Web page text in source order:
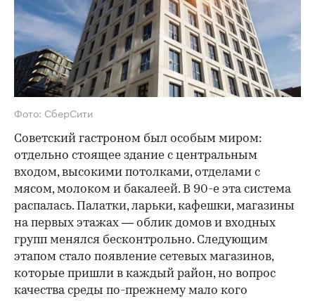
Фото: СберСити
Советский гастроном был особым миром:
отдельно стоящее здание с центральным
входом, высокими потолками, отделами с
мясом, молоком и бакалеей. В 90-е эта система
распалась. Палатки, ларьки, кафешки, магазины
на первых этажах — облик домов и входных
групп менялся бесконтрольно. Следующим
этапом стало появление сетевых магазинов,
которые пришли в каждый район, но вопрос
качества среды по-прежнему мало кого